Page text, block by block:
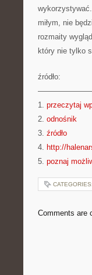
miłym, nie
rozmaity
który nie tylko
źródło:
1. przeczytaj
2. odnośnik
3. źródło
4. http://
5. poznaj
CATEGORIES:
Comments are